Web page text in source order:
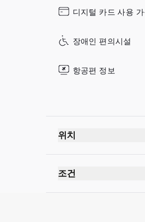
Sunday디지털 카드 사용
장애인 편의시설
항공편 정보
위치
조건